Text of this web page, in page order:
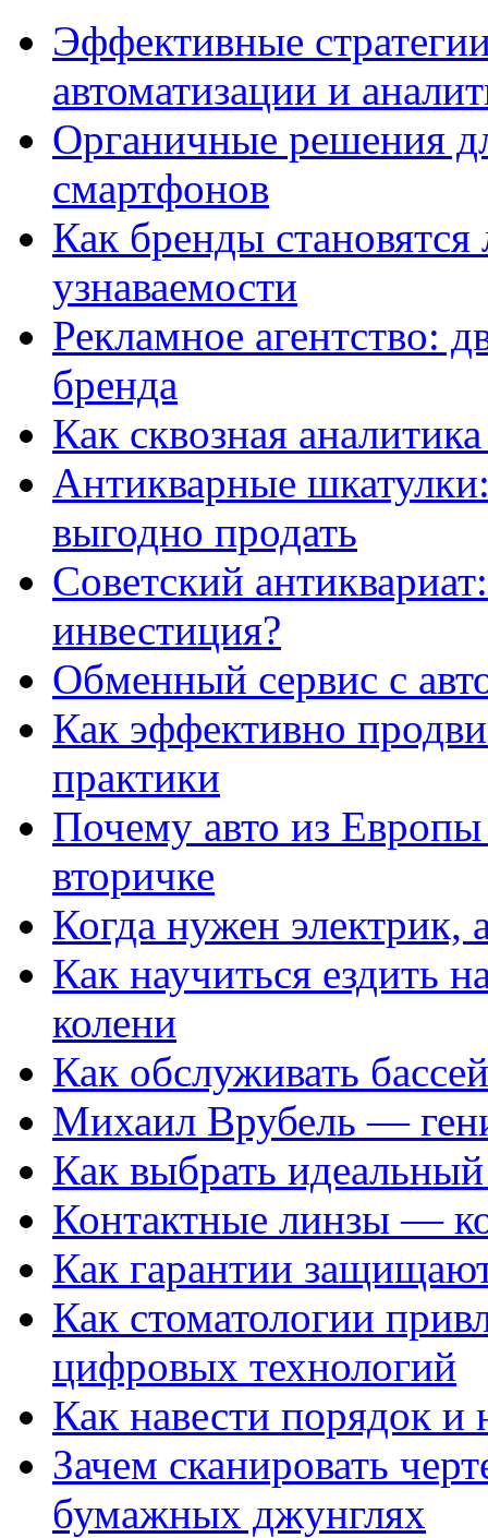
Эффективные
автоматизации и
Органичные решения
смартфонов
Как бренды
узнаваемости
Рекламное агентство:
бренда
Как сквозная
Антикварные
выгодно продать
Советский
инвестиция?
Обменный сервис с
Как эффективно
практики
Почему авто из
вторичке
Когда нужен электрик,
Как научиться ездить
колени
Как обслуживать
Михаил Врубель —
Как выбрать
Контактные линзы —
Как гарантии
Как стоматологии
цифровых технологий
Как навести порядок и
Зачем сканировать
бумажных джунглях